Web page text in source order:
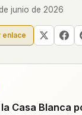
junio de 2026
enlace
Casa Blanca